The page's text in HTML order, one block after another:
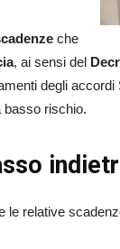
che
, ai sensi del
degli
basso rischio.
le relative